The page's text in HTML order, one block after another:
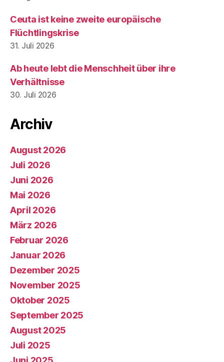
Ceuta ist keine zweite europäische
Flüchtlingskrise
31. Juli 2026
Ab heute lebt die Menschheit über ihre
Verhältnisse
30. Juli 2026
Archiv
August 2026
Juli 2026
Juni 2026
Mai 2026
April 2026
März 2026
Februar 2026
Januar 2026
Dezember 2025
November 2025
Oktober 2025
September 2025
August 2025
Juli 2025